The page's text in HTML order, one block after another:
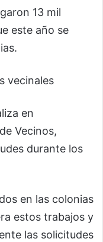
13 mil
este año se
vecinales
en
Vecinos,
durante los
en las colonias
estos trabajos y
las solicitudes